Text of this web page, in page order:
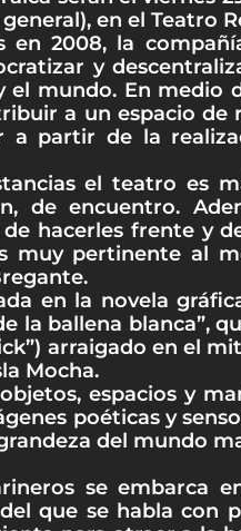
en el Teatro
en 2008, la
y
el mundo. En medio
a un espacio de
a partir de la
el teatro es
de encuentro.
hacerles frente y
muy pertinente al
en la novela
la ballena blanca”,
arraigado en el
Mocha.
espacios y
poéticas y
del mundo
se embarca
que se habla con